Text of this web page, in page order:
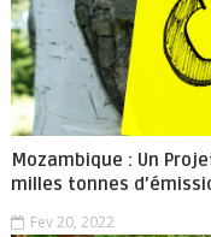
Mozambique : Un
milles tonnes
Fev 20, 2022